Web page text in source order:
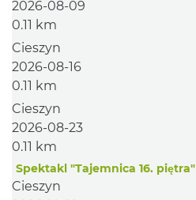
2026-08-09
0.11 km
Cieszyn
2026-08-16
0.11 km
Cieszyn
2026-08-23
0.11 km
Spektakl "Tajemnica 16. piętra"
Cieszyn